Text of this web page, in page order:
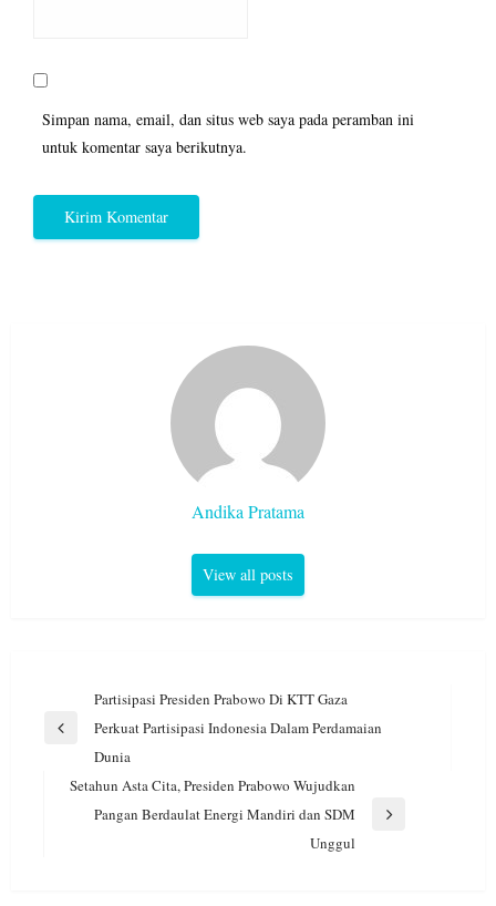
Simpan nama, email, dan situs web saya pada peramban ini
untuk komentar saya berikutnya.
Andika Pratama
View all posts
Navigasi
pos
Partisipasi Presiden Prabowo Di KTT Gaza
Perkuat Partisipasi Indonesia Dalam Perdamaian
Dunia
Setahun Asta Cita, Presiden Prabowo Wujudkan
Pangan Berdaulat Energi Mandiri dan SDM
Unggul